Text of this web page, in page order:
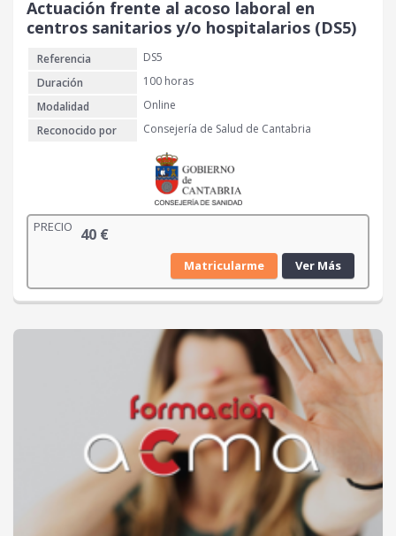
Actuación frente al acoso laboral en
centros sanitarios y/o hospitalarios (DS5)
Referencia
DS5
Duración
100 horas
Modalidad
Online
Reconocido por
Consejería de Salud de Cantabria
PRECIO 40 €
Matricularme Ver Más